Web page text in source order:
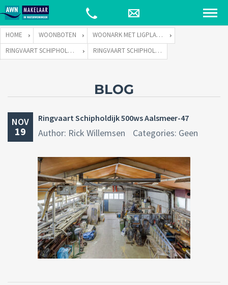
HOME WOONBOTEN
WOONARK MET LIGPLAATS
RINGVAART SCHIPHOLDIJK 500-WS TE 1432 CC AALSMEER
RINGVAART SCHIPHOLDIJK 500WS AALSMEER-47
BLOG
NOV
19
Ringvaart Schipholdijk 500ws Aalsmeer-47
Author: Rick Willemsen Categories: Geen